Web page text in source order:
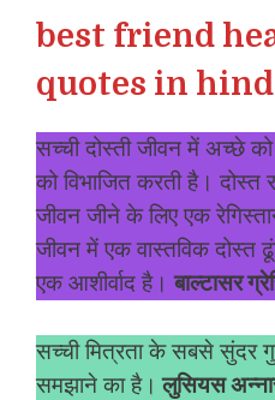
best friend
quotes in
सच्ची दोस्ती जीवन में अच्छे
को विभाजित करती है। दोस्त
जीवन जीने के लिए एक
जीवन में एक वास्तविक दोस्त
एक आशीर्वाद है।बाल्टासर
सच्ची मित्रता के सबसे
समझाने का है। लुसियस